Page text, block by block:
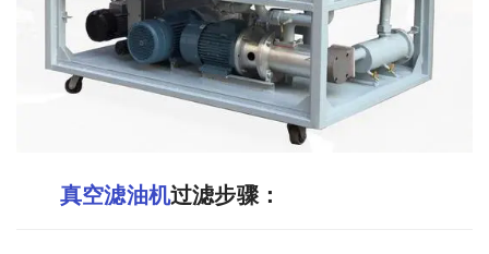
真空滤油机过滤步骤：